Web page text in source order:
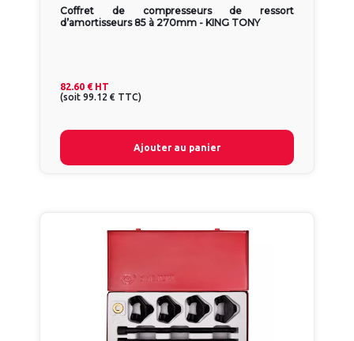
Coffret de compresseurs de ressort
d’amortisseurs 85 à 270mm - KING TONY
82.60 € HT
(soit 99.12 € TTC)
Ajouter au panier